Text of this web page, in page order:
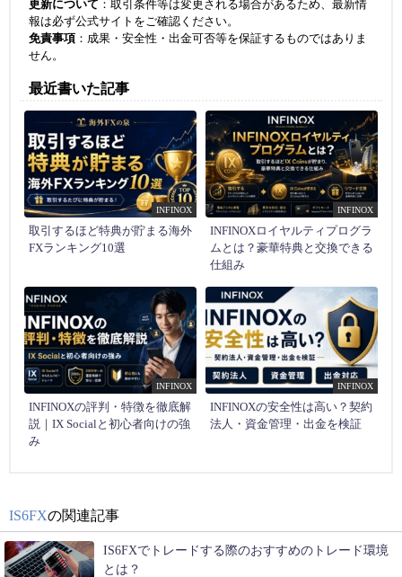
更新について ：取引条件等は変更される場合があるため、最新情
報は必ず公式サイトをご確認ください。
免責事項 ：成果・安全性・出金可否等を保証するものではありま
せん。
最近書いた記事
INFINOX
取引するほど特典が貯まる海外
FXランキング10選
INFINOX
INFINOXロイヤルティプログラ
ムとは？豪華特典と交換できる
仕組み
INFINOX
INFINOXの評判・特徴を徹底解
説｜IX Socialと初心者向けの強
み
INFINOX
INFINOXの安全性は高い？契約
法人・資金管理・出金を検証
IS6FXの関連記事
IS6FXでトレードする際のおすすめのトレード環境
とは？